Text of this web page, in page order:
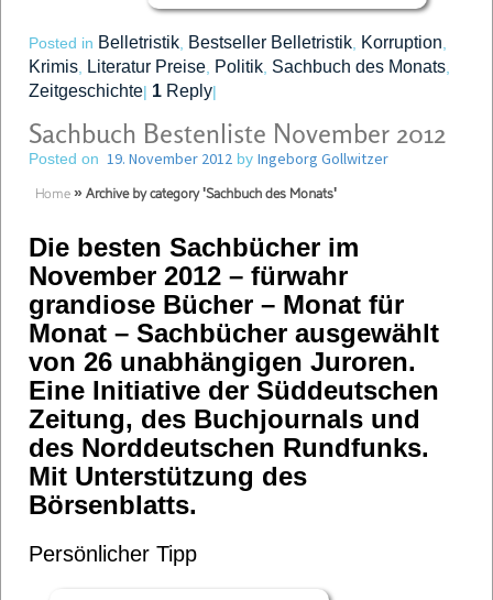
Posted in Belletristik Bestseller Belletristik Korruption
Krimis Literatur Preise Politik Sachbuch des Monats
Zeitgeschichte| 1 Reply|
Sachbuch Bestenliste November 2012
Posted on 19. November 2012 by Ingeborg Gollwitzer
Home » Archive by category 'Sachbuch des Monats'
Die besten Sachbücher im
November 2012 – fürwahr
grandiose Bücher – Monat für
Monat – Sachbücher ausgewählt
von 26 unabhängigen Juroren.
Eine Initiative der Süddeutschen
Zeitung, des Buchjournals und
des Norddeutschen Rundfunks.
Mit Unterstützung des
Börsenblatts.
Persönlicher Tipp